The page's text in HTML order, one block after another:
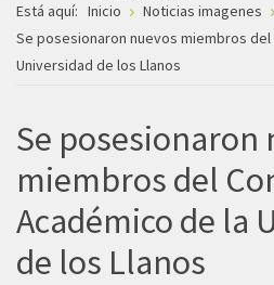
Está aquí: Inicio
Noticias imagenes
Se posesionaron nuevos miembros
Universidad de los Llanos
Se posesionaron
miembros del
Académico de la
de los Llanos